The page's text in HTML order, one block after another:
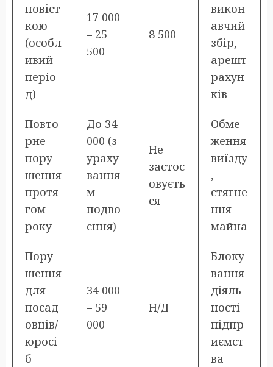
повіст
кою
(особл
ивий
періо
д)
17 000
– 25
500
8 500
викон
авчий
збір,
арешт
рахун
ків
Повто
рне
пору
шення
протя
гом
року
До 34
000 (з
ураху
вання
м
подво
єння)
Не
застос
овуєть
ся
Обме
ження
виїзду
,
стягне
ння
майна
Пору
шення
для
посад
овців/
юросі
б
34 000
– 59
000
Н/Д
Блоку
вання
діяль
ності
підпр
иємст
ва